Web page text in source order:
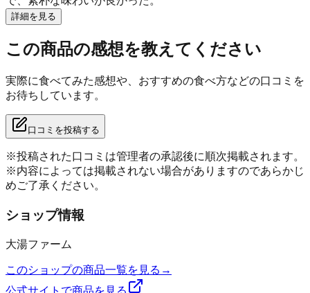
詳細を見る
この商品の感想を教えてください
実際に食べてみた感想や、おすすめの食べ方などの口コミを
お待ちしています。
口コミを投稿する
※投稿された口コミは管理者の承認後に順次掲載されます。
※内容によっては掲載されない場合がありますのであらかじ
めご了承ください。
ショップ情報
大湯ファーム
このショップの商品一覧を見る →
公式サイトで商品を見る